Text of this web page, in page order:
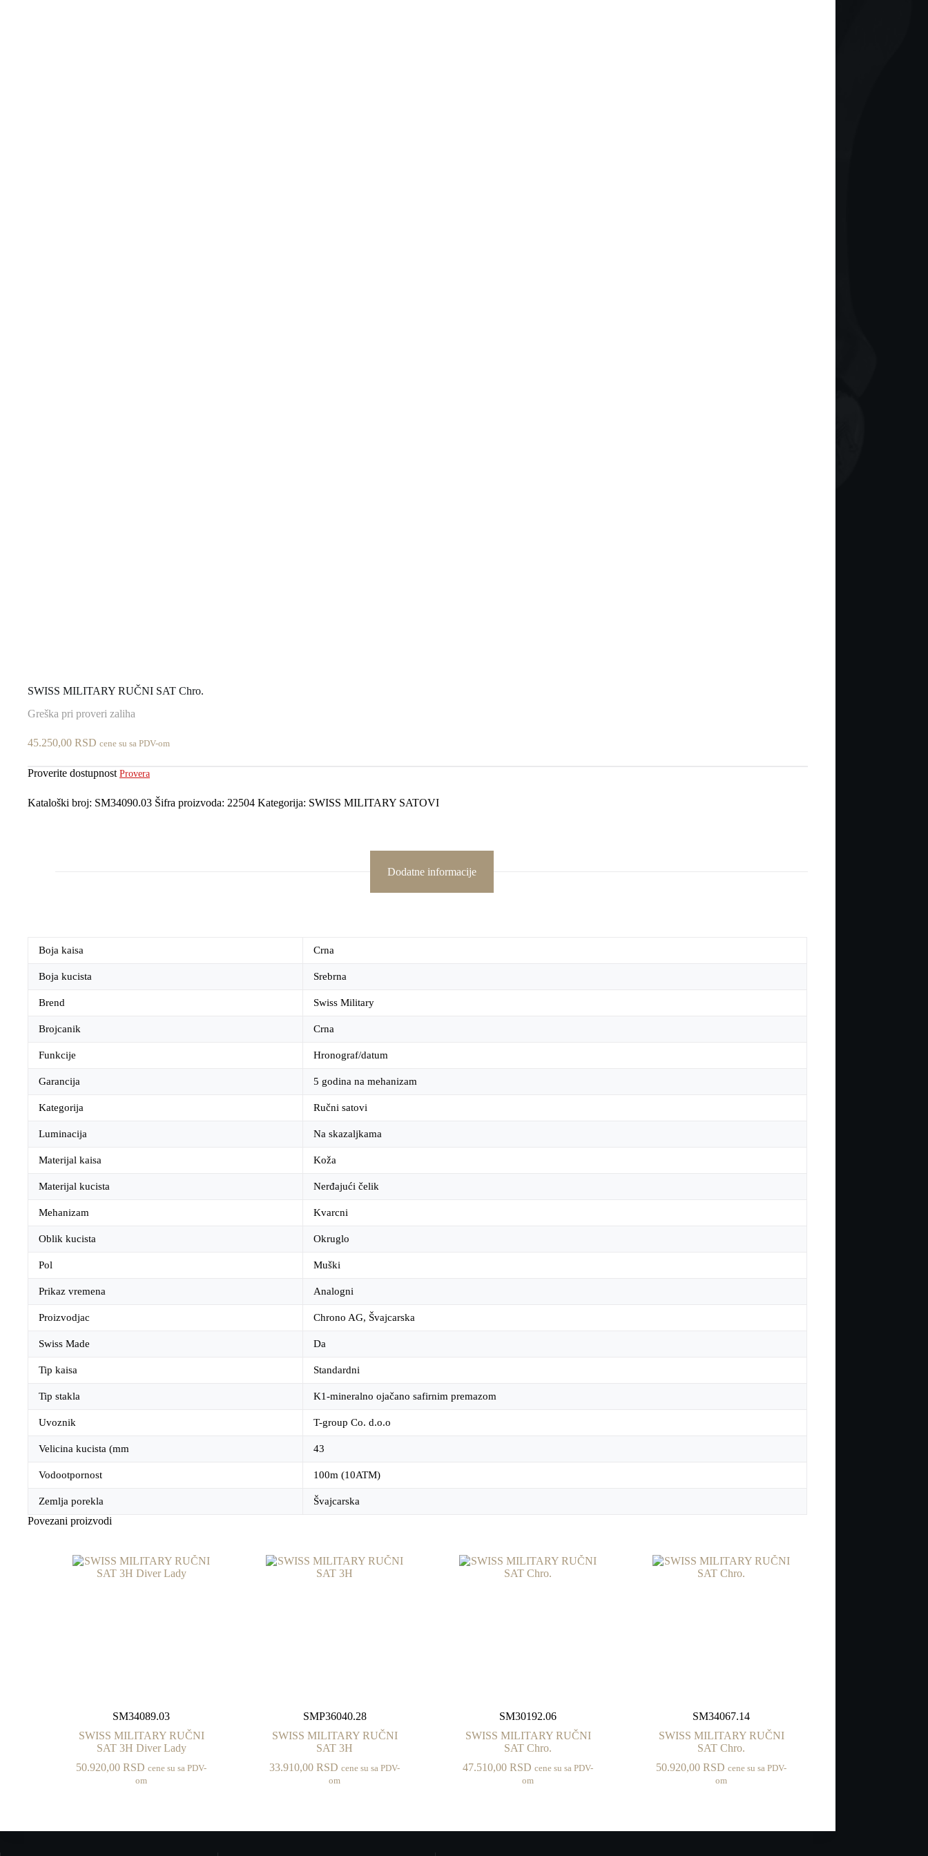
SWISS MILITARY RUČNI SAT Chro.
Greška pri proveri zaliha
45.250,00 RSD cene su sa PDV-om
Proverite dostupnost Provera
Kataloški broj: SM34090.03 Šifra proizvoda: 22504 Kategorija: SWISS MILITARY SATOVI
Dodatne informacije
Boja kaisa Crna
Boja kucista Srebrna
Brend Swiss Military
Brojcanik Crna
Funkcije Hronograf/datum
Garancija 5 godina na mehanizam
Kategorija Ručni satovi
Luminacija Na skazaljkama
Materijal kaisa Koža
Materijal kucista Nerđajući čelik
Mehanizam Kvarcni
Oblik kucista Okruglo
Pol Muški
Prikaz vremena Analogni
Proizvodjac Chrono AG, Švajcarska
Swiss Made Da
Tip kaisa Standardni
Tip stakla K1-mineralno ojačano safirnim premazom
Uvoznik T-group Co. d.o.o
Velicina kucista (mm 43
Vodootpornost 100m (10ATM)
Zemlja porekla Švajcarska
Povezani proizvodi
SM34089.03
SWISS MILITARY RUČNI
SAT 3H Diver Lady
50.920,00RSD cene su sa PDV-
om
SMP36040.28
SWISS MILITARY RUČNI
SAT 3H
33.910,00RSD cene su sa PDV-
om
SM30192.06
SWISS MILITARY RUČNI
SAT Chro.
47.510,00RSD cene su sa PDV-
om
SM34067.14
SWISS MILITARY RUČNI
SAT Chro.
50.920,00RSD cene su sa PDV-
om